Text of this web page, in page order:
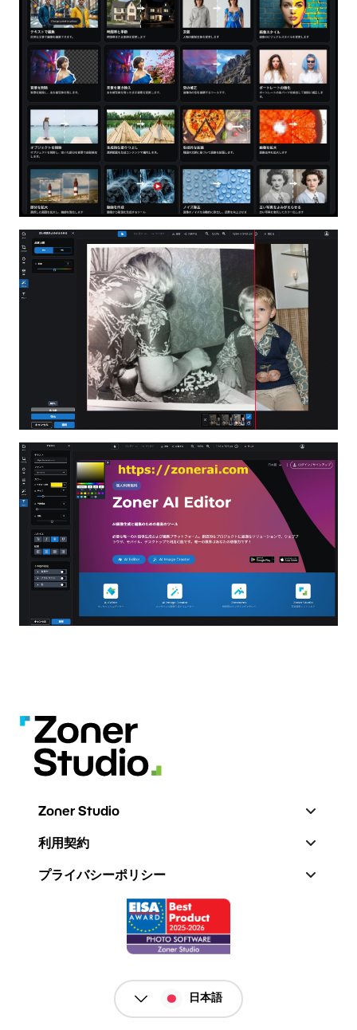
Zoner Studio
利用契約
プライバシーポリシー
日本語